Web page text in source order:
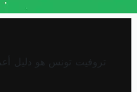
تروفيت تونس هو دليل